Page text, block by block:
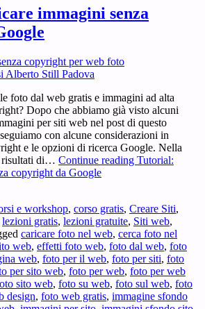
immagini senza
foto dal web gratis e immagini ad alta
Dopo che abbiamo già visto alcuni
per siti web nel post di questo
con alcune considerazioni in
e le opzioni di ricerca Google. Nella
risultati di… Continue reading Tutorial:
copyright da Google
e workshop, corso gratis, Creare Siti,
lezioni gratis, lezioni gratuite, Siti web,
caricare foto nel web, cerca foto nel
web, effetti foto web, foto dal web, foto
web, foto per il web, foto per siti, foto
per sito web, foto per web, foto per web
sito web, foto su web, foto sul web, foto
design, foto web gratis, immagine sfondo